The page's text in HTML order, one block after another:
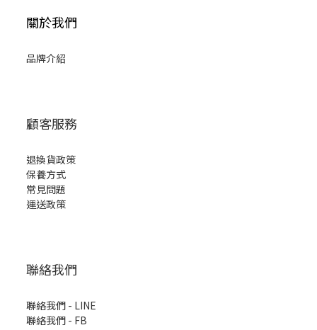
關於我們
品牌介紹
顧客服務
退換貨政策
保養方式
常見問題
運送政策
聯絡我們
聯絡我們 - LINE
聯絡我們 - FB